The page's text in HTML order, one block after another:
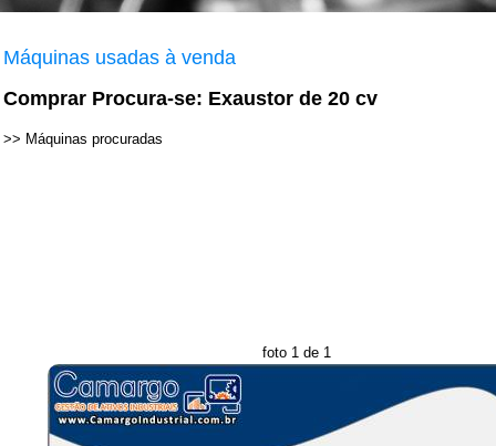
Máquinas usadas à venda
Comprar Procura-se: Exaustor de 20 cv
>> Máquinas procuradas
foto 1 de 1